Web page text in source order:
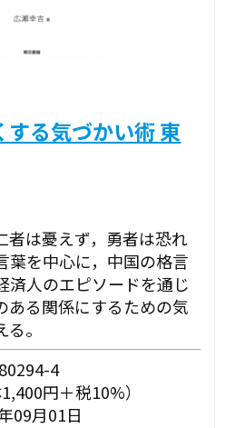
する気づかい術 東
者は憂えず，勇者は恐れ
葉を中心に，中国の格言
済人のエピソードを通じ
ある関係にするための気
。
4
円＋税10%）
09月01日